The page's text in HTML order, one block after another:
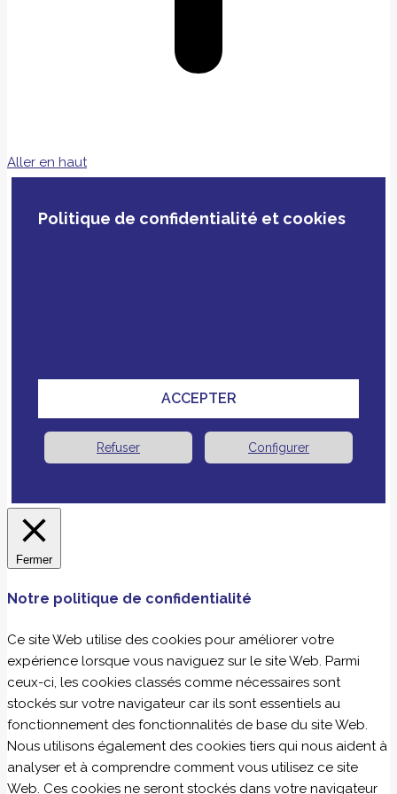
Aller en haut
Politique de confidentialité et cookies
ACCEPTER
Refuser Configurer
Fermer
Notre politique de confidentialité
Ce site Web utilise des cookies pour améliorer votre
expérience lorsque vous naviguez sur le site Web. Parmi
ceux-ci, les cookies classés comme nécessaires sont
stockés sur votre navigateur car ils sont essentiels au
fonctionnement des fonctionnalités de base du site Web.
Nous utilisons également des cookies tiers qui nous aident à
analyser et à comprendre comment vous utilisez ce site
Web. Ces cookies ne seront stockés dans votre navigateur